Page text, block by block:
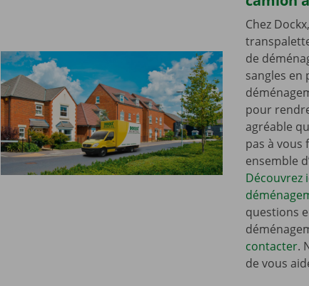
Chez
de
sangles en
pour
agréable
pas à vous
ensemble
Découvrez
questions
contacter.
de vous